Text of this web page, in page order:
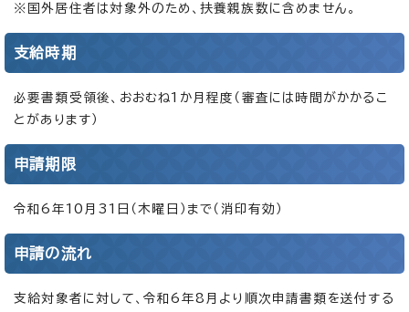
※国外居住者は対象外のため、扶養親族数に含めません。
支給時期
必要書類受領後、おおむね1か月程度（審査には時間がかかるこ
とがあります）
申請期限
令和6年10月31日（木曜日）まで（消印有効）
申請の流れ
支給対象者に対して、令和6年8月より順次申請書類を送付する